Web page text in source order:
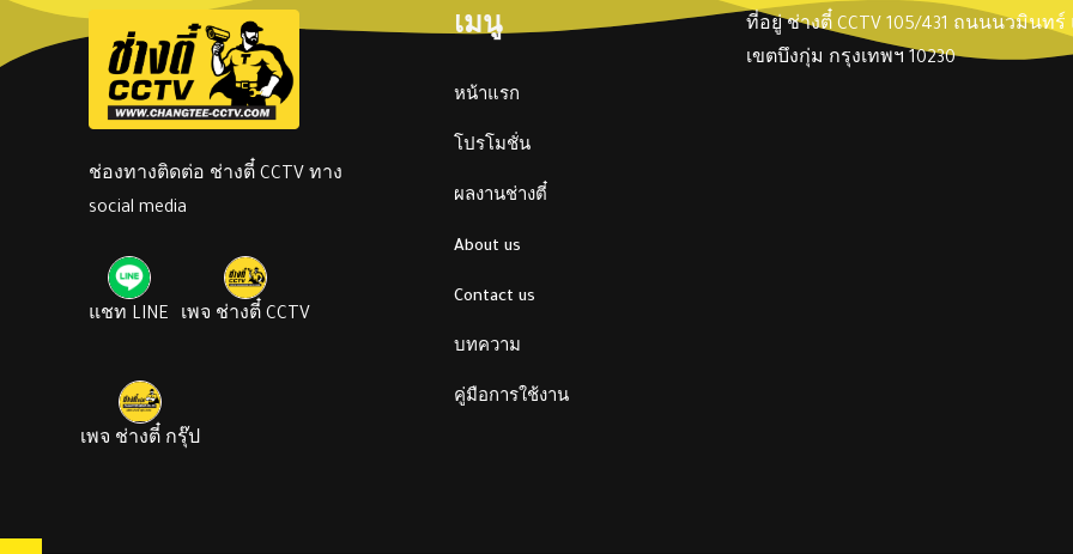
ช่องทางติดต่อ ช่างตี๋ CCTV ทาง
social media
แชท LINE เพจ ช่างตี๋ CCTV
เพจ ช่างตี๋ กรุ๊ป
เมนู
หน้าแรก
โปรโมชั่น
ผลงานช่างตี๋
About us
Contact us
บทความ
คู่มือการใช้งาน
ที่อยู่ ช่างตี๋ CCTV 105/431 ถนนนวมินท
เขตบึงกุ่ม กรุงเทพฯ 10230